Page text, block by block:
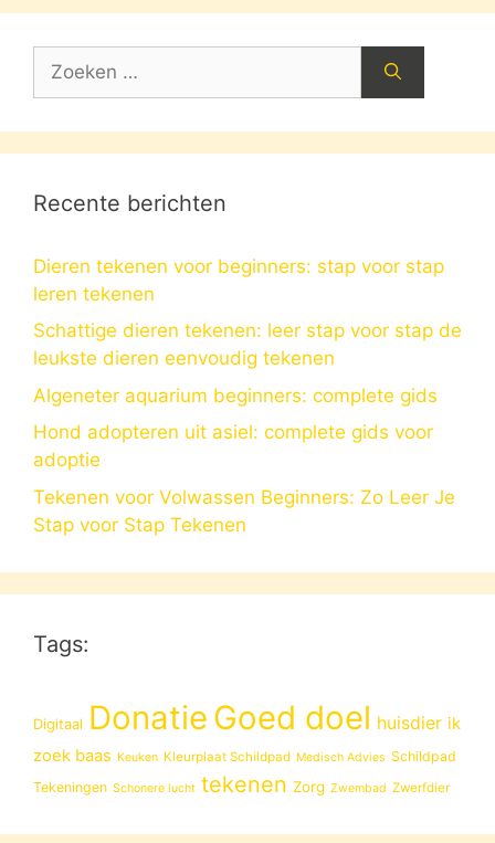
naar:
Recente berichten
Dieren tekenen voor beginners: stap voor stap
leren tekenen
Schattige dieren tekenen: leer stap voor stap de
leukste dieren eenvoudig tekenen
Algeneter aquarium beginners: complete gids
Hond adopteren uit asiel: complete gids voor
adoptie
Tekenen voor Volwassen Beginners: Zo Leer Je
Stap voor Stap Tekenen
Tags:
Digitaal Donatie Goed doel huisdier ik
zoek baas Keuken Kleurplaat Schildpad Medisch Advies Schildpad
Tekeningen Schonere lucht tekenen Zorg Zwembad Zwerfdier